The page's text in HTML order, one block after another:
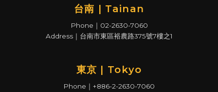
台南 | Tainan
Phone｜02-2630-7060
Address｜台南市東區裕農路375號7樓之1
東京 | Tokyo
Phone｜+886-2-2630-7060